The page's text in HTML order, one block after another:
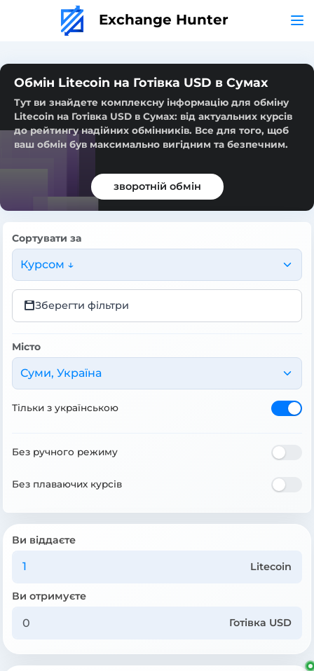
Exchange Hunter
Обмін Litecoin на Готівка USD в Сумах
Тут ви знайдете комплексну інформацію для обміну
Litecoin на Готівка USD в Сумах: від актуальних курсів
до рейтингу надійних обмінників. Все для того, щоб
ваш обмін був максимально вигідним та безпечним.
зворотній обмін
Сортувати за
Курсом ↓
Зберегти фільтри
Місто
Суми, Україна
Тільки з українською
Без ручного режиму
Без плаваючих курсів
Ви віддаєте
Litecoin
Ви отримуєте
Готівка USD